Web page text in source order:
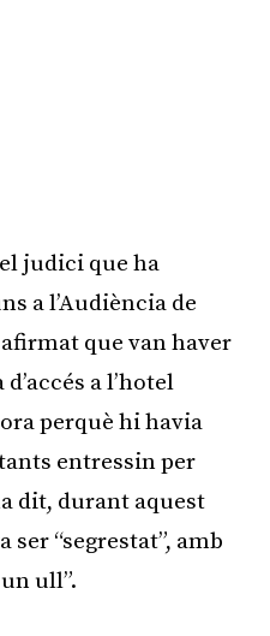
judici que ha
a l’Audiència de
que van haver
a l’hotel
perquè hi havia
entressin per
dit, durant aquest
ser “segrestat”, amb
ull”.